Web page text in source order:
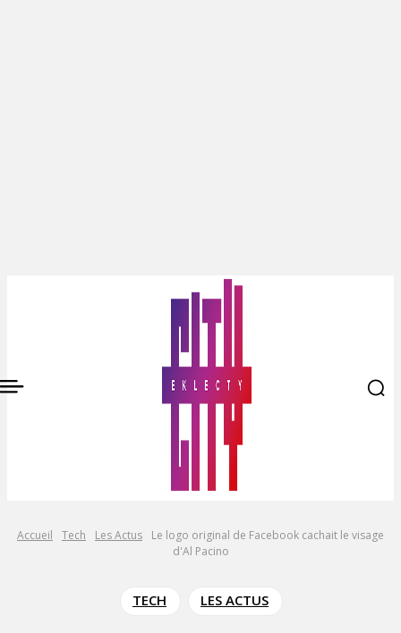
Accueil Tech Les Actus
Le logo original de Facebook cachait le visage
d'Al Pacino
TECH LES ACTUS